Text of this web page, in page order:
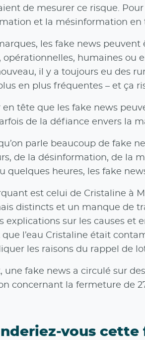
de mesurer ce risque.
et la mésinformation en
les fake news
humaines ou
il y a toujours eu des
en plus fréquentes – et ça
en tête que les fake news
de la défiance envers la
parle beaucoup de fake
de la désinformation, de la
quelques heures, les fake
est celui de Cristaline à
distincts et un manque de
explications sur les causes et
l’eau Cristaline était
les raisons du rappel de
une fake news a circulé sur
concernant la fermeture de
vous